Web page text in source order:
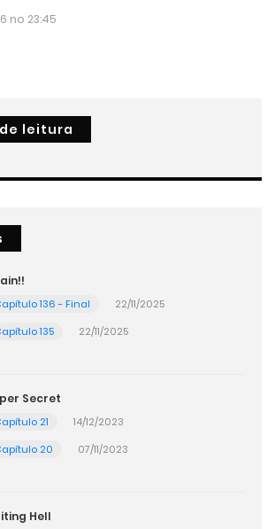
no 23:45
leitura
136 - Final
22/11/2025
135
22/11/2025
Secret
21
14/12/2023
20
07/11/2023
Hell